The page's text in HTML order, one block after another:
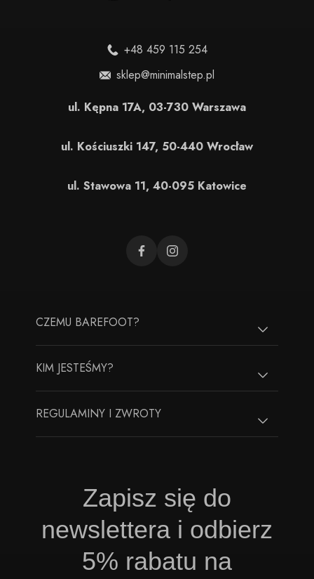
CZEMU BAREFOOT?
KIM JESTEŚMY?
REGULAMINY I ZWROTY
+48 459 115 254
sklep@minimalstep.pl
ul. Kępna 17A, 03-730 Warszawa
ul. Kościuszki 147, 50-440 Wrocław
ul. Stawowa 11, 40-095 Katowice
Zapisz się do
newslettera i odbierz
5% rabatu na